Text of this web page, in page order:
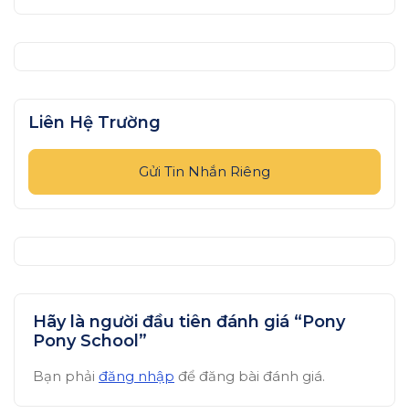
Liên Hệ Trường
Gửi Tin Nhắn Riêng
Hãy là người đầu tiên đánh giá “Pony
Pony School”
Bạn phải đăng nhập để đăng bài đánh giá.